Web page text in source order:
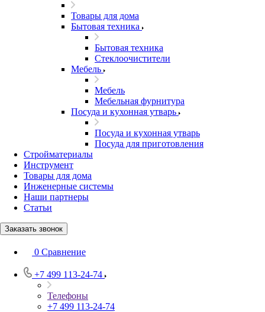
Товары для дома
Бытовая техника
Бытовая техника
Стеклоочистители
Мебель
Мебель
Мебельная фурнитура
Посуда и кухонная утварь
Посуда и кухонная утварь
Посуда для приготовления
Стройматериалы
Инструмент
Товары для дома
Инженерные системы
Наши партнеры
Статьи
Заказать звонок
0 Сравнение
+7 499 113-24-74
Телефоны
+7 499 113-24-74